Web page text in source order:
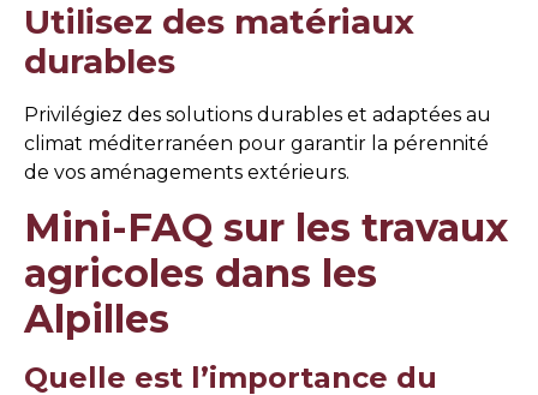
Utilisez des matériaux
durables
Privilégiez des solutions durables et adaptées au
climat méditerranéen pour garantir la pérennité
de vos aménagements extérieurs.
Mini-FAQ sur les travaux
agricoles dans les
Alpilles
Quelle est l’importance du